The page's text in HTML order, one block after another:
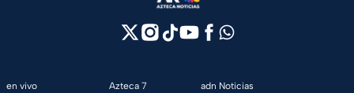
en vivo
Azteca 7
adn Noticias